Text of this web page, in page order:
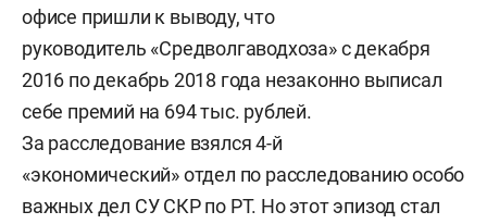
офисе пришли к выводу, что
руководитель «Средволгаводхоза» с декабря
2016 по декабрь 2018 года незаконно выписал
себе премий на 694 тыс. рублей.
За расследование взялся 4-й
«экономический» отдел по расследованию особо
важных дел СУ СКР по РТ. Но этот эпизод стал